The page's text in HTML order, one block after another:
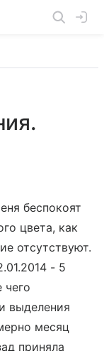
беспокоят
цвета, как
отсутствуют.
- 5
чего
выделения
месяц
приняла